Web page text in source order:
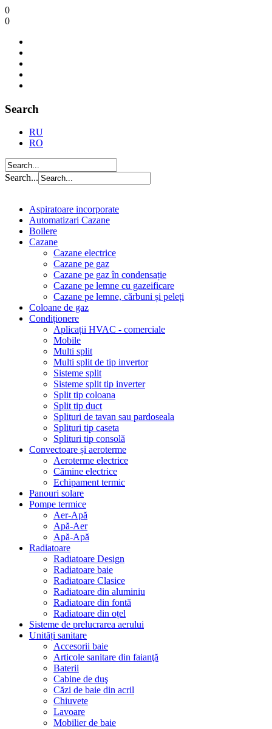
0
0
Search
RU
RO
Search...
Aspiratoare incorporate
Automatizari Cazane
Boilere
Cazane
Cazane electrice
Cazane pe gaz
Cazane pe gaz în condensație
Cazane pe lemne cu gazeificare
Cazane pe lemne, cărbuni și peleți
Coloane de gaz
Condiționere
Aplicații HVAC - comerciale
Mobile
Multi split
Multi split de tip invertor
Sisteme split
Sisteme split tip inverter
Split tip coloana
Split tip duct
Splituri de tavan sau pardoseala
Splituri tip caseta
Splituri tip consolă
Convectoare și aeroterme
Aeroterme electrice
Cămine electrice
Echipament termic
Panouri solare
Pompe termice
Aer-Apă
Apă-Aer
Apă-Apă
Radiatoare
Radiatoare Design
Radiatoare baie
Radiatoare Clasice
Radiatoare din aluminiu
Radiatoare din fontă
Radiatoare din oțel
Sisteme de prelucrarea aerului
Unități sanitare
Accesorii baie
Articole sanitare din faianţă
Baterii
Cabine de duş
Căzi de baie din acril
Chiuvete
Lavoare
Mobilier de baie